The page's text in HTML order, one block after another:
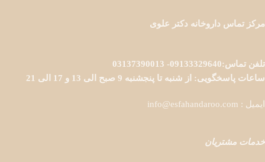
مرکز تماس داروخانه دکتر علوی
تلفن تماس:09133329640- 03137390013
ساعات پاسخگویی: از شنبه تا پنجشنبه 9 صبح الی 13 و 17 الی 21
ایمیل : info@esfahandaroo.com
خدمات مشتریان